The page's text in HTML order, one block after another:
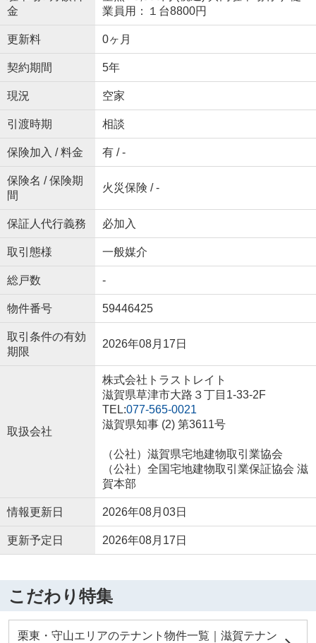
金
業員用：１台8800円
更新料 0ヶ月
契約期間 5年
現況 空家
引渡時期 相談
保険加入 / 料金 有 / -
保険名 / 保険期
間
火災保険 / -
保証人代行義務 必加入
取引態様 一般媒介
総戸数 -
物件番号 59446425
取引条件の有効
期限
2026年08月17日
取扱会社
株式会社トラストレイト
滋賀県草津市大路３丁目1-33-2F
TEL:077-565-0021
滋賀県知事 (2) 第3611号
（公社）滋賀県宅地建物取引業協会
（公社）全国宅地建物取引業保証協会 滋
賀本部
情報更新日 2026年08月03日
更新予定日 2026年08月17日
こだわり特集
栗東・守山エリアのテナント物件一覧｜滋賀テナン